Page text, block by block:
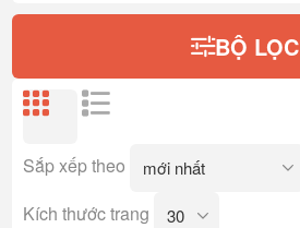
BỘ LỌC
Sắp xếp theo
Kích thước trang